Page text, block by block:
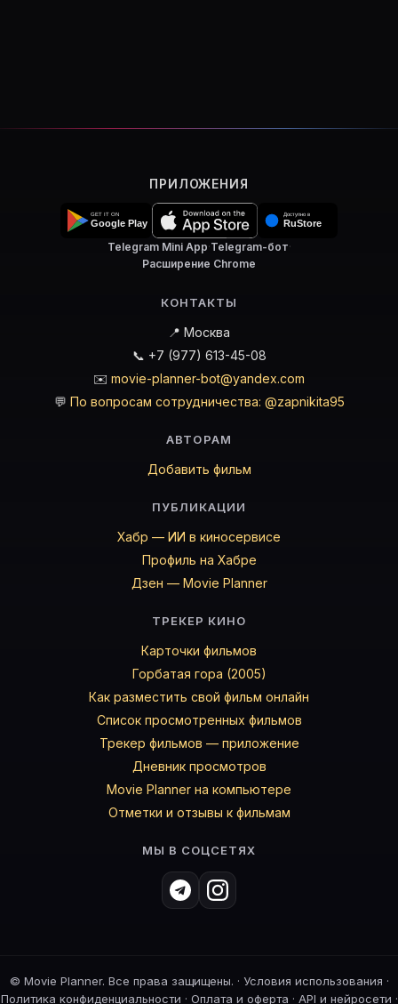
ПРИЛОЖЕНИЯ
Telegram Mini App·Telegram-бот·
Расширение Chrome
КОНТАКТЫ
📍 Москва
📞 +7 (977) 613-45-08
✉️ movie-planner-bot@yandex.com
💬 По вопросам сотрудничества: @zapnikita95
АВТОРАМ
Добавить фильм
ПУБЛИКАЦИИ
Хабр — ИИ в киносервисе
Профиль на Хабре
Дзен — Movie Planner
ТРЕКЕР КИНО
Карточки фильмов
Горбатая гора (2005)
Как разместить свой фильм онлайн
Список просмотренных фильмов
Трекер фильмов — приложение
Дневник просмотров
Movie Planner на компьютере
Отметки и отзывы к фильмам
МЫ В СОЦСЕТЯХ
© Movie Planner. Все права защищены. · Условия использования ·
Политика конфиденциальности · Оплата и оферта · API и нейросети ·